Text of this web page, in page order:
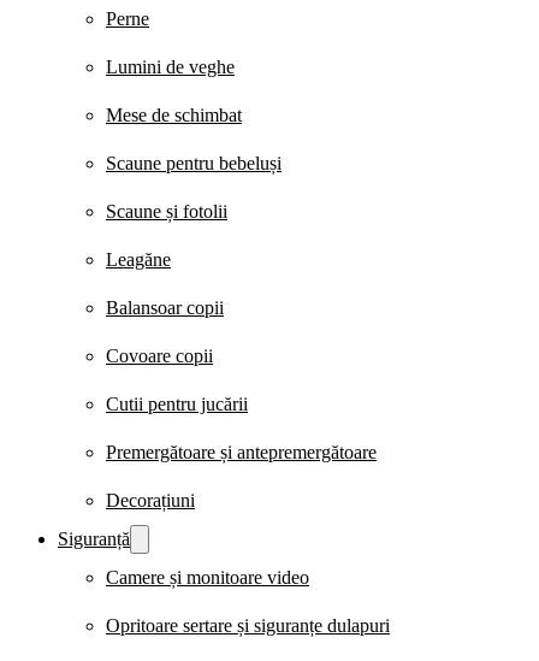
Perne
Lumini de veghe
Mese de schimbat
Scaune pentru bebeluși
Scaune și fotolii
Leagăne
Balansoar copii
Covoare copii
Cutii pentru jucării
Premergătoare și antepremergătoare
Decorațiuni
Siguranță
Camere și monitoare video
Opritoare sertare și siguranțe dulapuri